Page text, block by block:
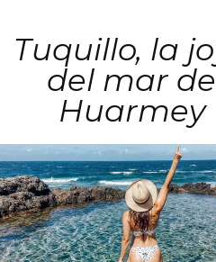
Tuquillo, la
del mar de
Huarmey